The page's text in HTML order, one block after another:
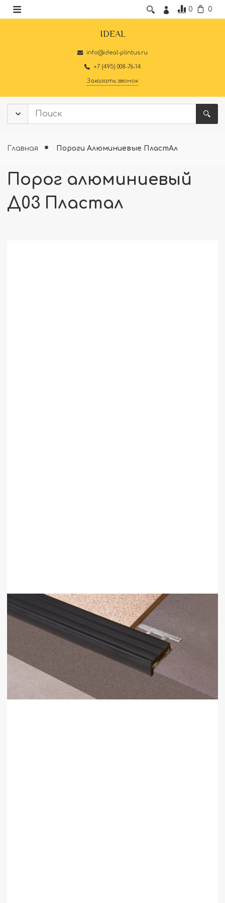
0 0
IDEAL
info@ideal-plintus.ru
+7 (495) 008-76-14
Заказать звонок
Главная Пороги Алюминиевые ПластАл
Порог алюминиевый
Д03 Пластал